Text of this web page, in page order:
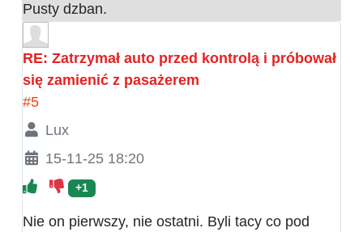
Pusty dzban.
RE: Zatrzymał auto przed kontrolą i próbował
się zamienić z pasażerem
#5
Lux
15-11-25 18:20
+1
Nie on pierwszy, nie ostatni. Byli tacy co pod